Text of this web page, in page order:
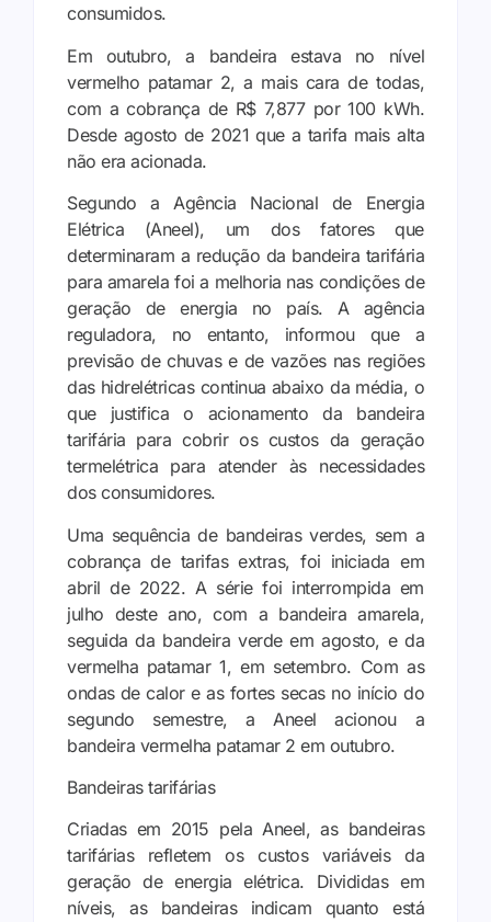
consumidos.
Em outubro, a bandeira estava no nível
vermelho patamar 2, a mais cara de todas,
com a cobrança de R$ 7,877 por 100 kWh.
Desde agosto de 2021 que a tarifa mais alta
não era acionada.
Segundo a Agência Nacional de Energia
Elétrica (Aneel), um dos fatores que
determinaram a redução da bandeira tarifária
para amarela foi a melhoria nas condições de
geração de energia no país. A agência
reguladora, no entanto, informou que a
previsão de chuvas e de vazões nas regiões
das hidrelétricas continua abaixo da média, o
que justifica o acionamento da bandeira
tarifária para cobrir os custos da geração
termelétrica para atender às necessidades
dos consumidores.
Uma sequência de bandeiras verdes, sem a
cobrança de tarifas extras, foi iniciada em
abril de 2022. A série foi interrompida em
julho deste ano, com a bandeira amarela,
seguida da bandeira verde em agosto, e da
vermelha patamar 1, em setembro. Com as
ondas de calor e as fortes secas no início do
segundo semestre, a Aneel acionou a
bandeira vermelha patamar 2 em outubro.
Bandeiras tarifárias
Criadas em 2015 pela Aneel, as bandeiras
tarifárias refletem os custos variáveis da
geração de energia elétrica. Divididas em
níveis, as bandeiras indicam quanto está